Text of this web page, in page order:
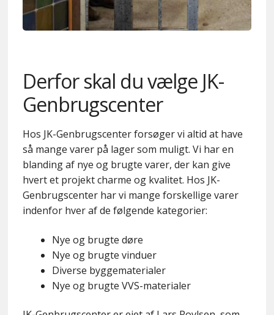
Derfor skal du vælge JK-
Genbrugscenter
Hos JK-Genbrugscenter forsøger vi altid at have
så mange varer på lager som muligt. Vi har en
blanding af nye og brugte varer, der kan give
hvert et projekt charme og kvalitet. Hos JK-
Genbrugscenter har vi mange forskellige varer
indenfor hver af de følgende kategorier:
Nye og brugte døre
Nye og brugte vinduer
Diverse byggematerialer
Nye og brugte VVS-materialer